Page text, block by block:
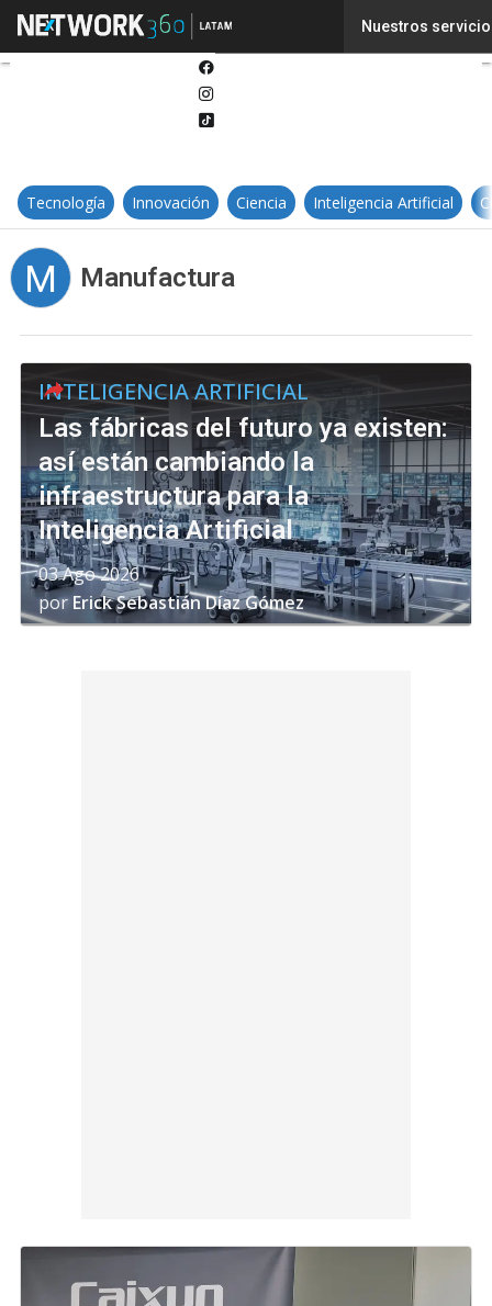
Nuestros
Tecnología Innovación Ciencia Inteligencia Artificial
M Manufactura
INTELIGENCIA ARTIFICIAL
Las fábricas del futuro ya existen:
así están cambiando la
infraestructura para la
Inteligencia Artificial
03 Ago 2026
por Erick Sebastián Díaz Gómez